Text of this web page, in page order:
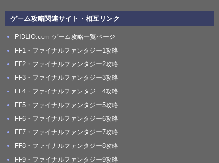
ゲーム攻略関連サイト・相互リンク
PIDLIO.com ゲーム攻略一覧ページ
FF1・ファイナルファンタジー1攻略
FF2・ファイナルファンタジー2攻略
FF3・ファイナルファンタジー3攻略
FF4・ファイナルファンタジー4攻略
FF5・ファイナルファンタジー5攻略
FF6・ファイナルファンタジー6攻略
FF7・ファイナルファンタジー7攻略
FF8・ファイナルファンタジー8攻略
FF9・ファイナルファンタジー9攻略